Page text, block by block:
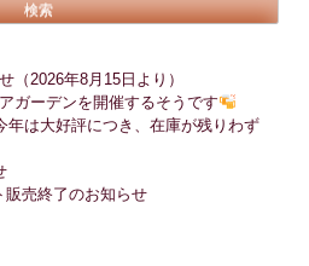
（2026年8月15日より）
ガーデンを開催するそうです
年は大好評につき、在庫が残りわず
販売終了のお知らせ